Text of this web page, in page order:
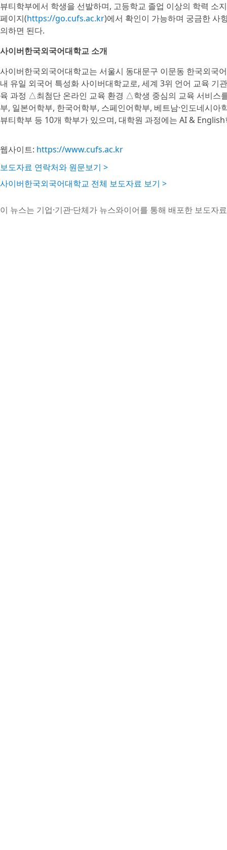
뷰티학부에서 학생을 선발하며, 고등학교 졸업 이상의 학력 소
페이지(https://go.cufs.ac.kr)에서 확인이 가능하며 궁금한 사
의하면 된다.
사이버한국외국어대학교 소개
사이버한국외국어대학교는 서울시 동대문구 이문동 한국외국
내 유일 외국어 특성화 사이버대학교로, 세계 3위 언어 교육
육 과정 △최첨단 온라인 교육 환경 △학생 중심의 교육 서비스
부, 일본어학부, 한국어학부, 스페인어학부, 베트남·인도네시
뷰티학부 등 10개 학부가 있으며, 대학원 과정에는 AI &
웹사이트: https://www.cufs.ac.kr
보도자료 연락처와 원문보기 >
사이버한국외국어대학교 전체 보도자료 보기 >
이 뉴스는 기업·기관·단체가 뉴스와이어를 통해 배포한 보도자